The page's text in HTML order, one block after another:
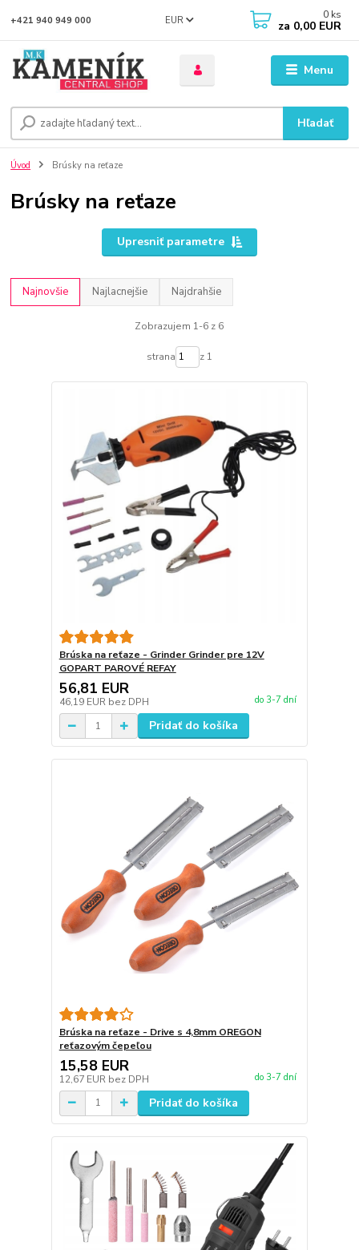
Menu
EUR
Hľadať
+421 940 949 000 0 ks
za 0,00 EUR
Úvod Brúsky na reťaze
Brúsky na reťaze
Upresniť parametre
Najnovšie Najlacnejšie Najdrahšie
Zobrazujem 1-6 z 6
strana z 1
Brúska na reťaze - Grinder Grinder pre 12V
GOPART PAROVÉ REFAY
56,81 EUR
46,19 EUR bez DPH do 3-7 dní
Pridať do košíka
Brúska na reťaze - Drive s 4,8mm OREGON
reťazovým čepeľou
15,58 EUR
12,67 EUR bez DPH do 3-7 dní
Pridať do košíka